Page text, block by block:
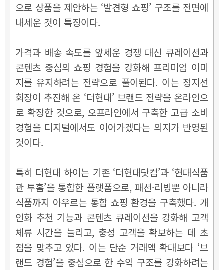
으로 상품을 제안하는 ‘발견형 쇼핑’ 구조를 전면에
내세운 것이 특징이다.
가격과 배송 속도를 앞세운 경쟁 대신 큐레이션과
콘텐츠 중심의 쇼핑 경험을 강화해 프리미엄 이미
지를 유지하려는 전략으로 풀이된다. 이는 정지선
회장이 추진해 온 ‘더현대’ 브랜드 전략을 온라인으
로 확장한 것으로, 오프라인에서 구축한 고급 소비
경험을 디지털에서도 이어가겠다는 의지가 반영된
것이다.
특히 더현대 하이는 기존 ‘더현대닷컴’과 ‘현대식품
관 투홈’을 통합한 플랫폼으로, 패션·리빙뿐 아니라
식품까지 아우르는 통합 쇼핑 환경을 구축했다. 개
인화 추천 기능과 콘텐츠 큐레이션을 강화해 고객
체류 시간을 늘리고, 충성 고객을 확보하는 데 초
점을 맞추고 있다. 이는 단순 거래액 확대보다 ‘브
랜드 경험’을 중심으로 한 수익 구조를 강화하려는